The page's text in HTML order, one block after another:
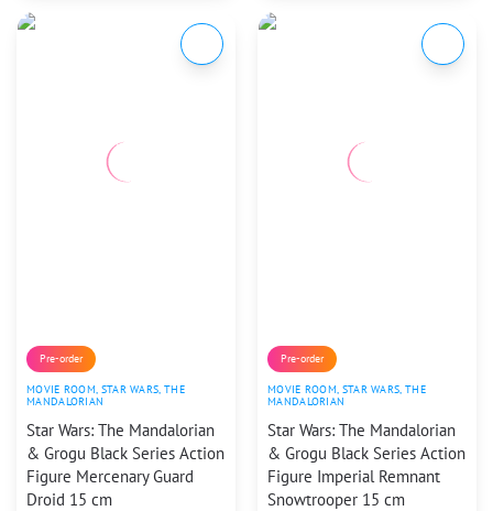
Pre-order
MOVIE ROOM, STAR WARS, THE
MANDALORIAN
Star Wars: The Mandalorian
& Grogu Black Series Action
Figure Mercenary Guard
Droid 15 cm
Pre-order
MOVIE ROOM, STAR WARS, THE
MANDALORIAN
Star Wars: The Mandalorian
& Grogu Black Series Action
Figure Imperial Remnant
Snowtrooper 15 cm